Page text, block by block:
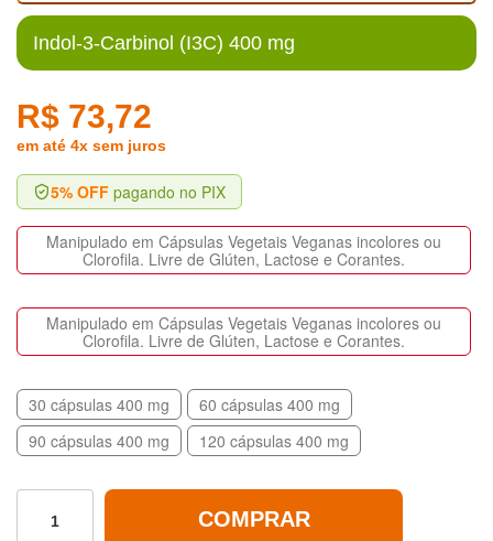
Indol-3-Carbinol (I3C) 400 mg
R$ 73,72
em até 4x sem juros
5% OFF pagando no PIX
Manipulado em Cápsulas Vegetais Veganas incolores ou
Clorofila. Livre de Glúten, Lactose e Corantes.
Manipulado em Cápsulas Vegetais Veganas incolores ou
Clorofila. Livre de Glúten, Lactose e Corantes.
30 cápsulas 400 mg
60 cápsulas 400 mg
90 cápsulas 400 mg
120 cápsulas 400 mg
COMPRAR